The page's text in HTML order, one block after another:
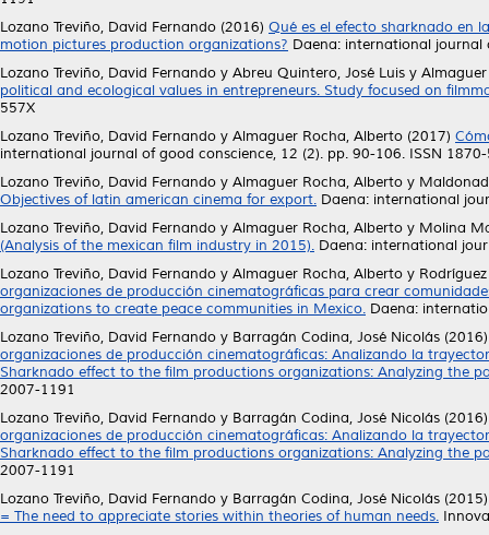
Lozano Treviño, David Fernando (2016) Qué es el efecto sharknado en
motion pictures production organizations? Daena: international journal
Lozano Treviño, David Fernando y Abreu Quintero, José Luis y
political and ecological values in entrepreneurs. Study focused on
557X
Lozano Treviño, David Fernando y Almaguer Rocha, Alberto (2017)
international journal of good conscience, 12 (2). pp. 90-106. ISSN
Lozano Treviño, David Fernando y Almaguer Rocha, Alberto y
Objectives of latin american cinema for export. Daena: international
Lozano Treviño, David Fernando y Almaguer Rocha, Alberto y Molina
(Analysis of the mexican film industry in 2015). Daena: international
Lozano Treviño, David Fernando y Almaguer Rocha, Alberto y
organizaciones de producción cinematográficas para crear
organizations to create peace communities in Mexico. Daena:
Lozano Treviño, David Fernando y Barragán Codina, José Nicolás
organizaciones de producción cinematográficas: Analizando la
Sharknado effect to the film productions organizations: Analyzing the
2007-1191
Lozano Treviño, David Fernando y Barragán Codina, José Nicolás
organizaciones de producción cinematográficas: Analizando la
Sharknado effect to the film productions organizations: Analyzing the
2007-1191
Lozano Treviño, David Fernando y Barragán Codina, José Nicolás
= The need to appreciate stories within theories of human needs.